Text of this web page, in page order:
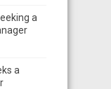
a
a